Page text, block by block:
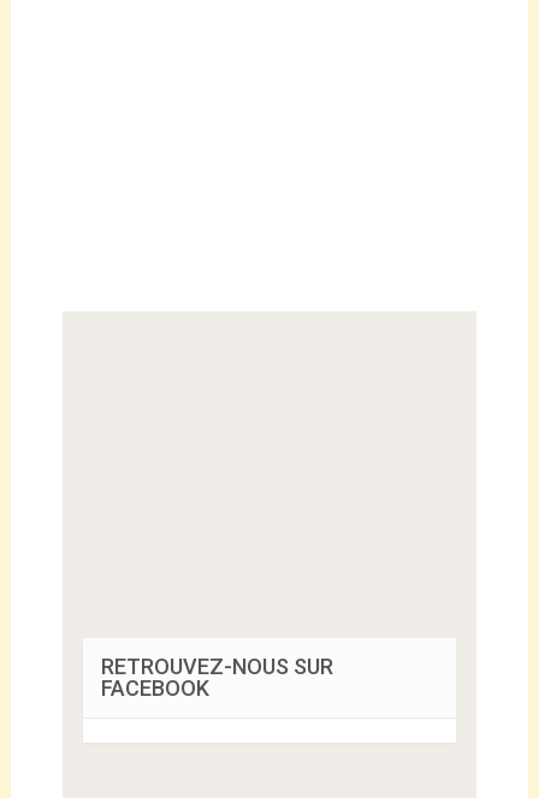
RETROUVEZ-NOUS SUR
FACEBOOK